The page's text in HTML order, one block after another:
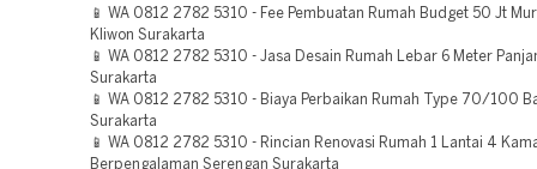
📱 WA 0812 2782 5310 - Fee Pembuatan Rumah Budget 50 Jt
Kliwon Surakarta
📱 WA 0812 2782 5310 - Jasa Desain Rumah Lebar 6 Meter
Surakarta
📱 WA 0812 2782 5310 - Biaya Perbaikan Rumah Type 70/100
Surakarta
📱 WA 0812 2782 5310 - Rincian Renovasi Rumah 1 Lantai 4
Berpengalaman Serengan Surakarta